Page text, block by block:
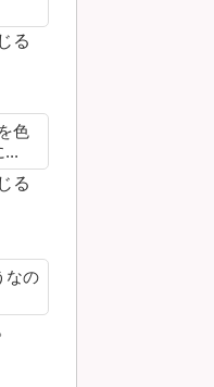
る
色
...
る
なの